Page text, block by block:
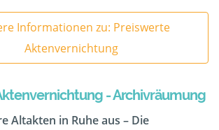
Informationen zu: Preiswerte
Aktenvernichtung
- Archivräumung
Altakten in Ruhe aus – Die